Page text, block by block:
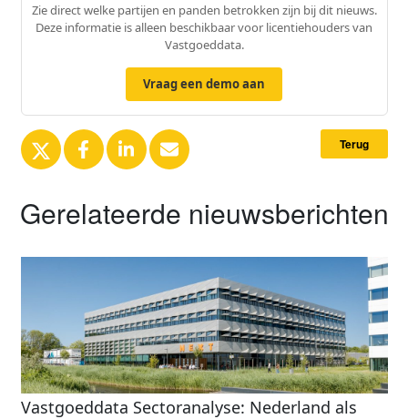
Zie direct welke partijen en panden betrokken zijn bij dit nieuws.
Deze informatie is alleen beschikbaar voor licentiehouders van
Vastgoeddata.
Vraag een demo aan
Terug
Gerelateerde nieuwsberichten
Vastgoeddata Sectoranalyse: Nederland als